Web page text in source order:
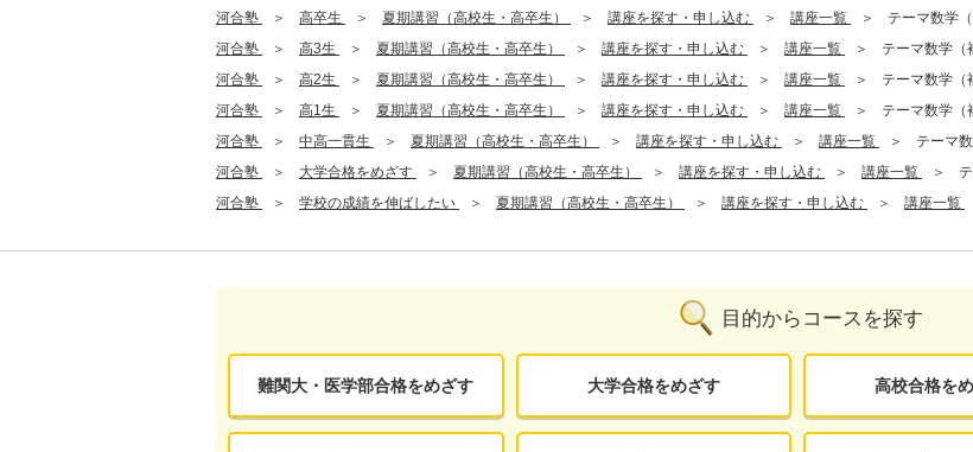
河合塾
高卒生 夏期講習（高校生・高卒生） 講座を探す・申し込む 講座一覧
テーマ数学
河合塾
高3生 夏期講習（高校生・高卒生） 講座を探す・申し込む 講座一覧
テーマ数学（
河合塾
高2生 夏期講習（高校生・高卒生） 講座を探す・申し込む 講座一覧
テーマ数学（
河合塾
高1生 夏期講習（高校生・高卒生） 講座を探す・申し込む 講座一覧
テーマ数学（
河合塾
中高一貫生 夏期講習（高校生・高卒生） 講座を探す・申し込む 講座一覧
テーマ
河合塾
大学合格をめざす 夏期講習（高校生・高卒生） 講座を探す・申し込む 講座一覧
河合塾
学校の成績を伸ばしたい 夏期講習（高校生・高卒生） 講座を探す・申し込む 講座一覧
目的からコースを探す
難関大・医学部合格をめざす 大学合格をめざす 高校合格を